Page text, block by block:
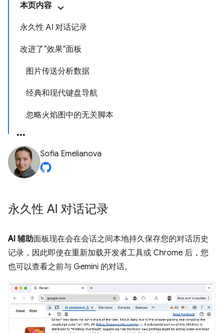
本页内容
永久性 AI 对话记录
改进了“效果”面板
图片传送分析数据
经典和现代键盘导航
忽略火焰图中的无关脚本
Sofia Emelianova
永久性 AI 对话记录
AI 辅助面板现在会在会话之间本地持久保存您的对话历史
记录，因此即使在重新加载开发者工具或 Chrome 后，您
也可以查看之前与 Gemini 的对话。